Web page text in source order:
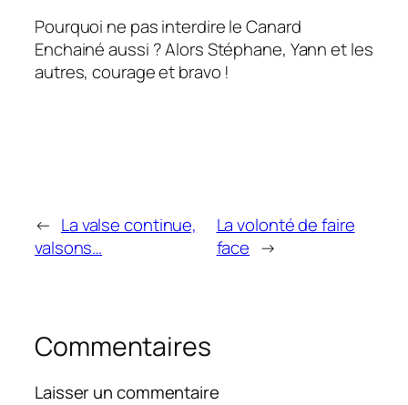
Pourquoi ne pas interdire le Canard
Enchainé aussi ? Alors Stéphane, Yann et les
autres, courage et bravo !
← La valse continue,
valsons…
La volonté de faire
face →
Commentaires
Laisser un commentaire